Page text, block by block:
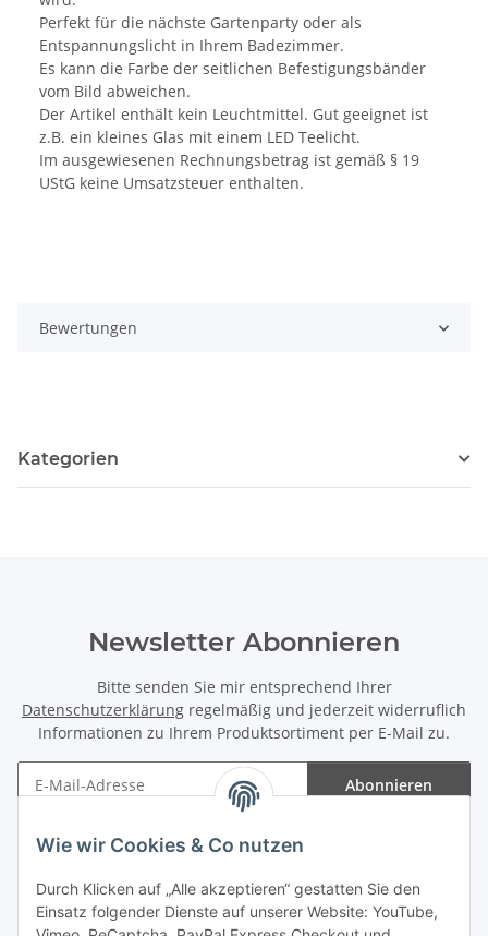
Wie wir Cookies & Co nutzen
Durch Klicken auf „Alle akzeptieren“ gestatten Sie den
Einsatz folgender Dienste auf unserer Website: YouTube,
Perfekt für die nächste Gartenparty oder als
Entspannungslicht in Ihrem Badezimmer.
Es kann die Farbe der seitlichen Befestigungsbänder
vom Bild abweichen.
Der Artikel enthält kein Leuchtmittel. Gut geeignet ist
z.B. ein kleines Glas mit einem LED Teelicht.
Im ausgewiesenen Rechnungsbetrag ist gemäß § 19
UStG keine Umsatzsteuer enthalten.
Bewertungen
Kategorien
Newsletter Abonnieren
Bitte senden Sie mir entsprechend Ihrer
Datenschutzerklärung regelmäßig und jederzeit widerruflich
Informationen zu Ihrem Produktsortiment per E-Mail zu.
Abonnieren
Gesetzliche Informationen